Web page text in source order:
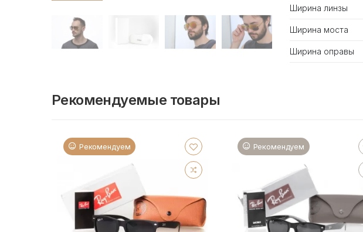
Ширина линзы
Ширина моста
Ширина оправы
Рекомендуемые товары
Рекомендуем Рекомендуем